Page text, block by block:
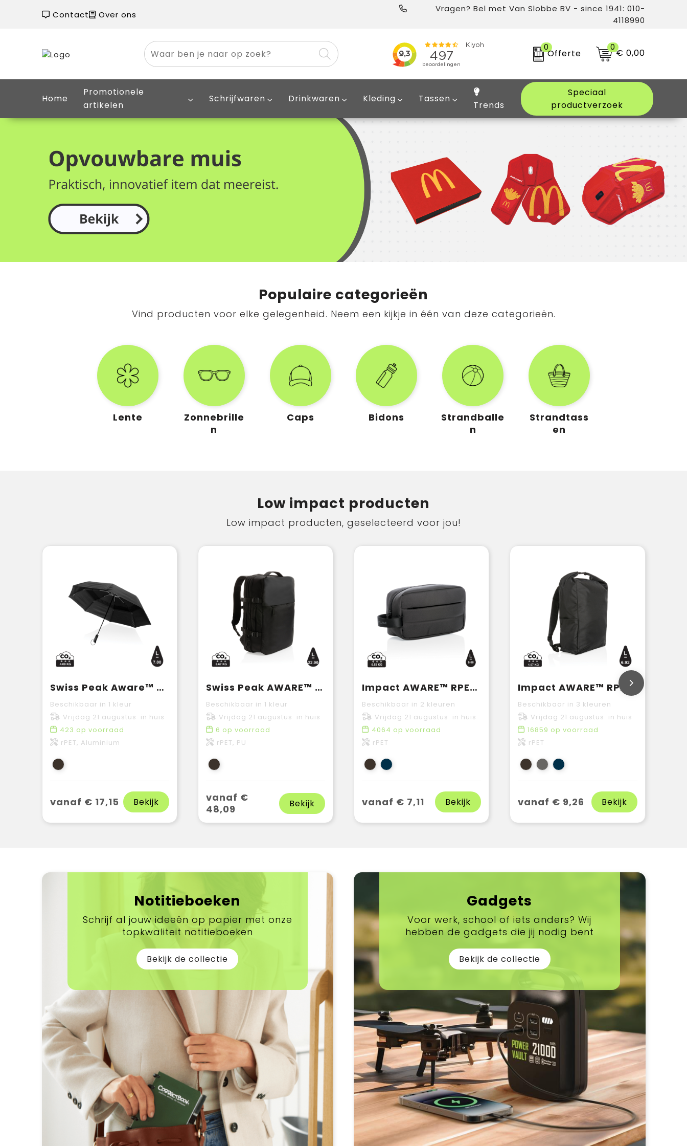
Contact Over ons
Vragen? Bel met Van Slobbe BV - since 1941: 010-
4118990
0
Offerte
0€ 0,00
Home
Promotionele
artikelen
Schrijfwaren Drinkwaren Kleding Tassen
Trends
Speciaal
productverzoek
Populaire categorieën
Vind producten voor elke gelegenheid. Neem een kijkje in één van deze categorieën.
Lente
Zonnebrille
n
Caps Bidons
Strandballe
n
Strandtass
en
Low impact producten
Low impact producten, geselecteerd voor jou!
Swiss Peak Aware™ Tornado 27” pocket stormparaplu
Beschikbaar in 1 kleur
Vrijdag 21 augustus in huis
423 op voorraad
rPET, Aluminium
vanaf € 17,15 Bekijk
Swiss Peak AWARE™ RPET 15.6" uitbreidbare weekendrugzak
Beschikbaar in 1 kleur
Vrijdag 21 augustus in huis
6 op voorraad
rPET, PU
vanaf €
48,09
Bekijk
Impact AWARE™ RPET toilettas
Beschikbaar in 2 kleuren
Vrijdag 21 augustus in huis
4064 op voorraad
rPET
vanaf € 7,11 Bekijk
Impact AWARE™ RPET lichtgewicht rolltop rugzak
Beschikbaar in 3 kleuren
Vrijdag 21 augustus in huis
16859 op voorraad
rPET
vanaf € 9,26 Bekijk
Notitieboeken
Schrijf al jouw ideeën op papier met onze
topkwaliteit notitieboeken
Bekijk de collectie
Gadgets
Voor werk, school of iets anders? Wij
hebben de gadgets die jij nodig bent
Bekijk de collectie